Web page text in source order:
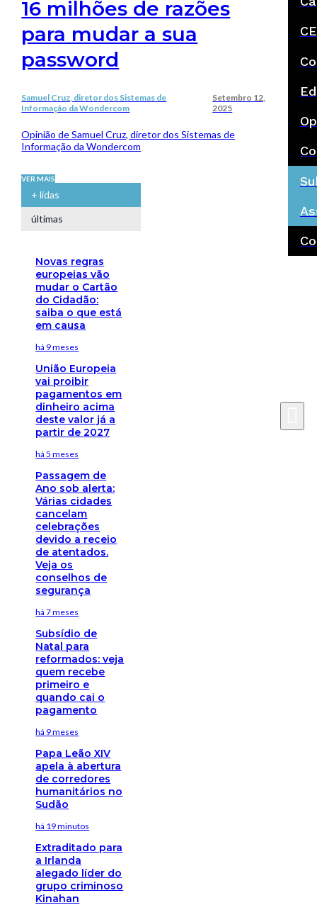
16 milhões de razões
para mudar a sua
password
Samuel Cruz, diretor dos Sistemas de
Informação da Wondercom
Setembro 12,
2025
Opinião de Samuel Cruz, diretor dos Sistemas de
Informação da Wondercom
VER MAIS
+ lidas
últimas
Novas regras
europeias vão
mudar o Cartão
do Cidadão:
saiba o que está
em causa
há 9 meses
União Europeia
vai proibir
pagamentos em
dinheiro acima
deste valor já a
partir de 2027
há 5 meses
Passagem de
Ano sob alerta:
Várias cidades
cancelam
celebrações
devido a receio
de atentados.
Veja os
conselhos de
segurança
há 7 meses
Subsídio de
Natal para
reformados: veja
quem recebe
primeiro e
quando cai o
pagamento
há 9 meses
Papa Leão XIV
apela à abertura
de corredores
humanitários no
Sudão
há 19 minutos
Extraditado para
a Irlanda
alegado líder do
grupo criminoso
Kinahan